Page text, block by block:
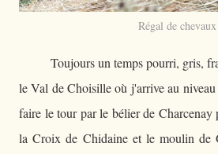
Régal de chevaux
Toujours un temps pourri, gris,
le Val de Choisille où j'arrive au
faire le tour par le bélier de
la Croix de Chidaine et le moulin de